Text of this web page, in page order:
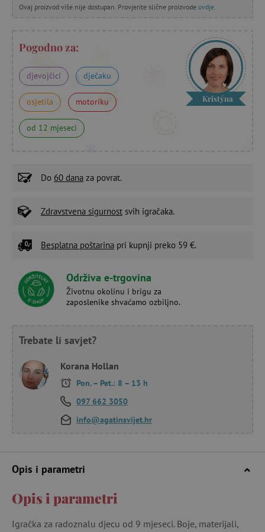
Ovaj proizvod više nije dostupan. Provjerite slične proizvode ovdje.
Pogodno za:
djevojčici dječaku
osjetila motoriku
od 12 mjeseci
Kristýna
Do 60 dana za povrat.
Zdravstvena sigurnost svih igračaka.
Besplatna poštarina pri kupnji preko 59 €.
Održiva e-trgovina
Životnu okolinu i brigu za
zaposlenike shvaćamo ozbiljno.
Trebate li savjet?
Korana Hollan
Pon. – Pet.: 8 – 13 h
097 662 3050
info@agatinsvijet.hr
Opis i parametri
Opis i parametri
Igračka za radoznalu djecu od 9 mjeseci. Boje, materijali,